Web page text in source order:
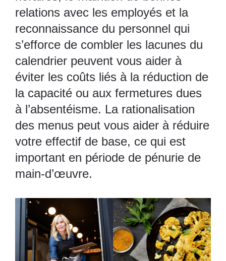
relations avec les employés et la
reconnaissance du personnel qui
s’efforce de combler les lacunes du
calendrier peuvent vous aider à
éviter les coûts liés à la réduction de
la capacité ou aux fermetures dues
à l’absentéisme. La rationalisation
des menus peut vous aider à réduire
votre effectif de base, ce qui est
important en période de pénurie de
main-d’œuvre.